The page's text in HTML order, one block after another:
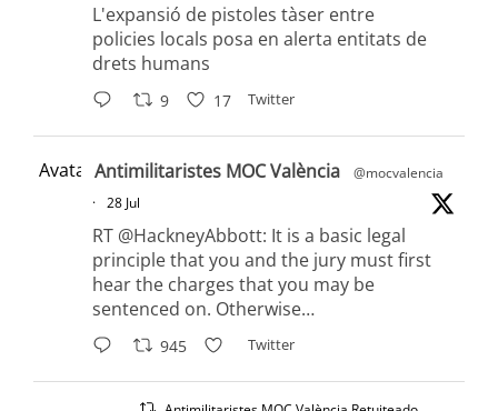
L'expansió de pistoles tàser entre
policies locals posa en alerta entitats de
drets humans
9 17 Twitter
Avatar Antimilitaristes MOC València
@mocvalencia
· 28 Jul
RT @HackneyAbbott: It is a basic legal
principle that you and the jury must first
hear the charges that you may be
sentenced on. Otherwise…
945 Twitter